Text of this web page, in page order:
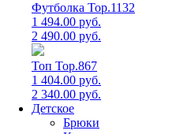
Футболка Top.1132
1 494.00 руб.
2 490.00 руб.
Топ Top.867
1 404.00 руб.
2 340.00 руб.
Детское
Брюки